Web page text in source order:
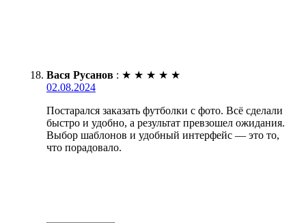
Вася Русанов : ★ ★ ★ ★ ★
02.08.2024
Постарался заказать футболки с фото. Всё сделали
быстро и удобно, а результат превзошел ожидания.
Выбор шаблонов и удобный интерфейс — это то,
что порадовало.